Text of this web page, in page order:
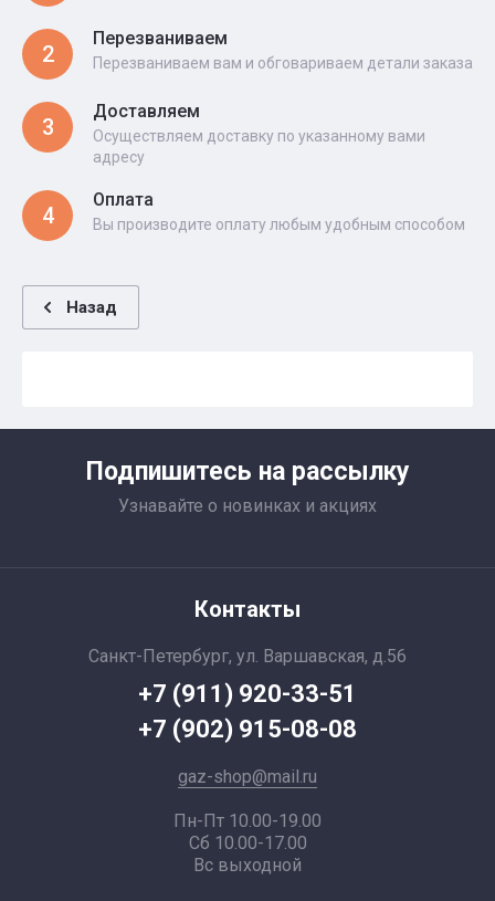
2
Перезваниваем
Перезваниваем вам и обговариваем детали заказа
3
Доставляем
Осуществляем доставку по указанному вами
адресу
4
Оплата
Вы производите оплату любым удобным способом
Назад
Подпишитесь на рассылку
Узнавайте о новинках и акциях
Контакты
Санкт-Петербург, ул. Варшавская, д.56
+7 (911) 920-33-51
+7 (902) 915-08-08
gaz-shop@mail.ru
Пн-Пт 10.00-19.00
Сб 10.00-17.00
Вс выходной